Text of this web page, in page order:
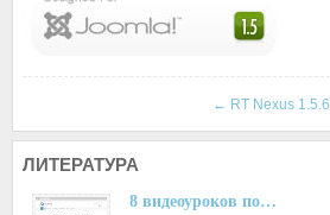
← RT Nexus 1.5.6
ЛИТЕРАТУРА
8 видеоуроков по…